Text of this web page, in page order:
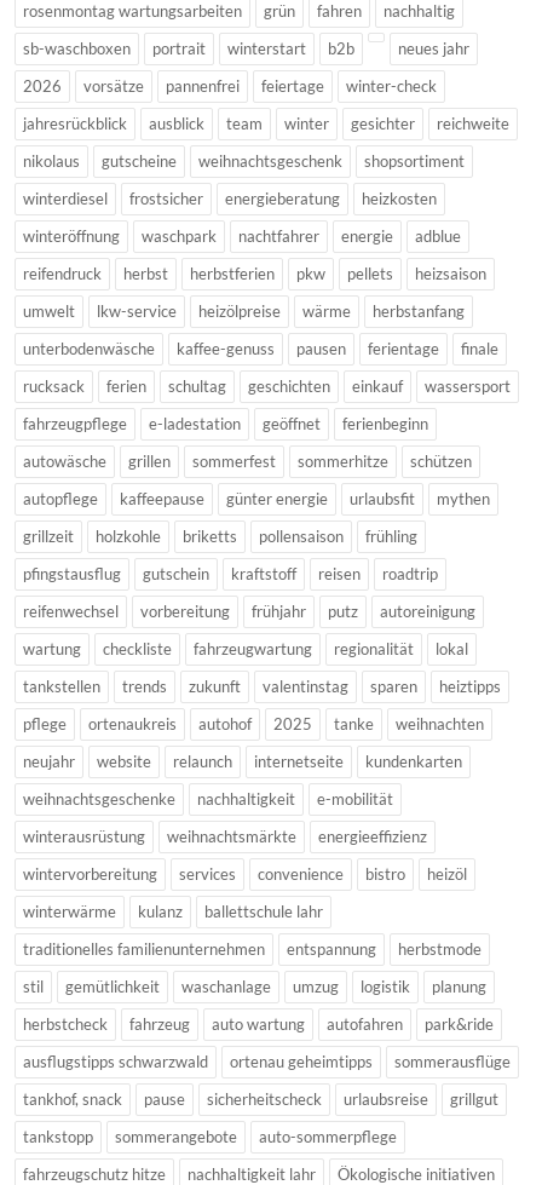
rosenmontag wartungsarbeiten
grün fahren
nachhaltig
sb-waschboxen
portrait winterstart b2b
neues jahr
2026
vorsätze pannenfrei feiertage
winter-check
jahresrückblick
ausblick team winter gesichter
reichweite
nikolaus
gutscheine weihnachtsgeschenk
shopsortiment
winterdiesel
frostsicher energieberatung
heizkosten
winteröffnung
waschpark nachtfahrer energie
adblue
reifendruck
herbst herbstferien pkw pellets
heizsaison
umwelt
lkw-service heizölpreise wärme
herbstanfang
unterbodenwäsche
kaffee-genuss pausen ferientage
finale
rucksack
ferien schultag geschichten einkauf
wassersport
fahrzeugpflege
e-ladestation geöffnet
ferienbeginn
autowäsche
grillen sommerfest sommerhitze
schützen
autopflege
kaffeepause günter energie urlaubsfit
mythen
grillzeit
holzkohle briketts pollensaison
frühling
pfingstausflug
gutschein kraftstoff reisen
roadtrip
reifenwechsel
vorbereitung frühjahr putz
autoreinigung
wartung
checkliste fahrzeugwartung regionalität
lokal
tankstellen
trends zukunft valentinstag sparen
heiztipps
pflege
ortenaukreis autohof 2025 tanke
weihnachten
neujahr
website relaunch internetseite
kundenkarten
weihnachtsgeschenke
nachhaltigkeit
e-mobilität
winterausrüstung
weihnachtsmärkte
energieeffizienz
wintervorbereitung
services convenience bistro
heizöl
winterwärme
kulanz
ballettschule lahr
traditionelles familienunternehmen
entspannung
herbstmode
stil
gemütlichkeit waschanlage umzug logistik
planung
herbstcheck
fahrzeug auto wartung autofahren
park&ride
ausflugstipps schwarzwald
ortenau geheimtipps
sommerausflüge
tankhof, snack
pause sicherheitscheck urlaubsreise
grillgut
tankstopp
sommerangebote
auto-sommerpflege
fahrzeugschutz hitze
nachhaltigkeit lahr
Ökologische initiativen